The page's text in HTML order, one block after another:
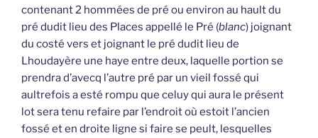
contenant 2 hommées de pré ou environ au hault du
pré dudit lieu des Places appellé le Pré (blanc) joignant
du costé vers et joignant le pré dudit lieu de
Lhoudayère une haye entre deux, laquelle portion se
prendra d’avecq l’autre pré par un vieil fossé qui
aultrefois a esté rompu que celuy qui aura le présent
lot sera tenu refaire par l’endroit où estoit l’ancien
fossé et en droite ligne si faire se peult, lesquelles